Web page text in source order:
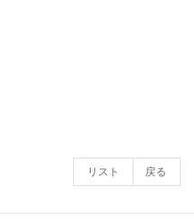
リスト 戻る